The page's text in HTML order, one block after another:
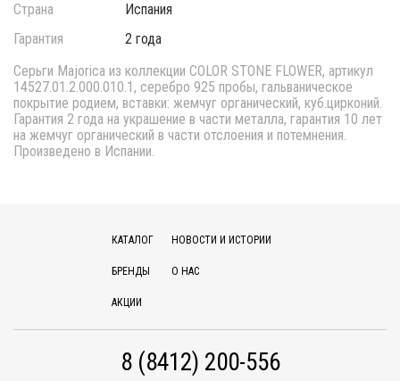
Страна
Испания
Гарантия
2 года
Серьги Majorica из коллекции COLOR STONE FLOWER, артикул
14527.01.2.000.010.1, серебро 925 пробы, гальваническое
покрытие родием, вставки: жемчуг органический, куб.цирконий.
Гарантия 2 года на украшение в части металла, гарантия 10 лет
на жемчуг органический в части отслоения и потемнения.
Произведено в Испании.
КАТАЛОГ
БРЕНДЫ
АКЦИИ
НОВОСТИ И ИСТОРИИ
О НАС
8 (8412) 200-556